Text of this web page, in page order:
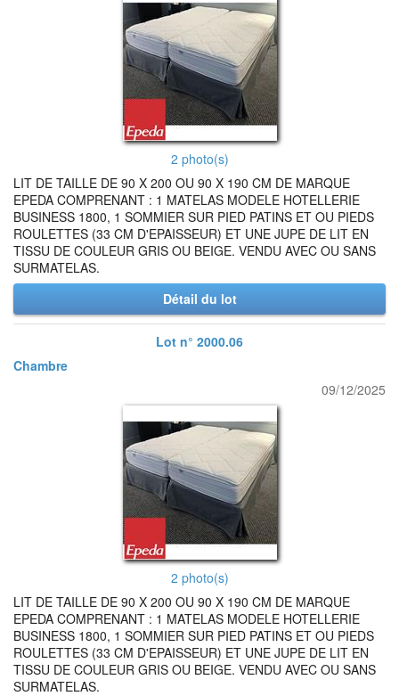
2 photo(s)
LIT DE TAILLE DE 90 X 200 OU 90 X 190 CM DE MARQUE
EPEDA COMPRENANT : 1 MATELAS MODELE HOTELLERIE
BUSINESS 1800, 1 SOMMIER SUR PIED PATINS ET OU PIEDS
ROULETTES (33 CM D'EPAISSEUR) ET UNE JUPE DE LIT EN
TISSU DE COULEUR GRIS OU BEIGE. VENDU AVEC OU SANS
SURMATELAS.
Détail du lot
Lot n° 2000.06
Chambre
09/12/2025
2 photo(s)
LIT DE TAILLE DE 90 X 200 OU 90 X 190 CM DE MARQUE
EPEDA COMPRENANT : 1 MATELAS MODELE HOTELLERIE
BUSINESS 1800, 1 SOMMIER SUR PIED PATINS ET OU PIEDS
ROULETTES (33 CM D'EPAISSEUR) ET UNE JUPE DE LIT EN
TISSU DE COULEUR GRIS OU BEIGE. VENDU AVEC OU SANS
SURMATELAS.